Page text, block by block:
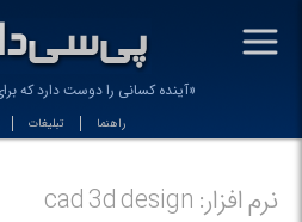
-
«آینده کسانی را دوست دارد که
راهنما تبلیغات
نرم افزار: cad 3d design